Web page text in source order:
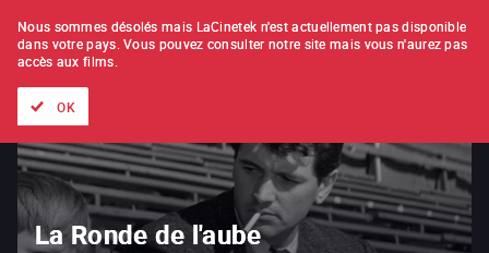
À L'UNITÉ ABONNEMENT
La Ronde de l'aube
Nous sommes désolés mais LaCinetek n'est actuellement pas disponible
dans votre pays. Vous pouvez consulter notre site mais vous n'aurez pas
accès aux films.
OK